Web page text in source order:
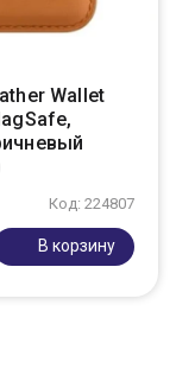
Wallet
Код: 224807
В корзину